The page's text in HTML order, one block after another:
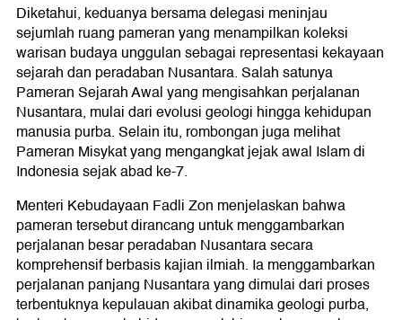
Diketahui, keduanya bersama delegasi meninjau
sejumlah ruang pameran yang menampilkan koleksi
warisan budaya unggulan sebagai representasi kekayaan
sejarah dan peradaban Nusantara. Salah satunya
Pameran Sejarah Awal yang mengisahkan perjalanan
Nusantara, mulai dari evolusi geologi hingga kehidupan
manusia purba. Selain itu, rombongan juga melihat
Pameran Misykat yang mengangkat jejak awal Islam di
Indonesia sejak abad ke-7.
Menteri Kebudayaan Fadli Zon menjelaskan bahwa
pameran tersebut dirancang untuk menggambarkan
perjalanan besar peradaban Nusantara secara
komprehensif berbasis kajian ilmiah. Ia menggambarkan
perjalanan panjang Nusantara yang dimulai dari proses
terbentuknya kepulauan akibat dinamika geologi purba,